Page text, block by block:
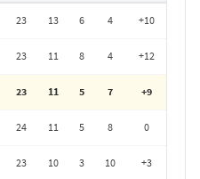
23 13 6 4 +10
23 11 8 4 +12
23 11 5 7 +9
24 11 5 8 0
23 10 3 10 +3